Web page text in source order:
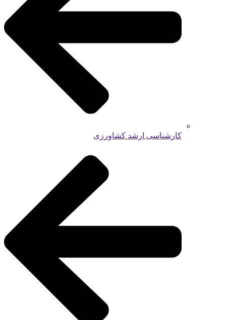
کارشناسی ارشد کشاورزی